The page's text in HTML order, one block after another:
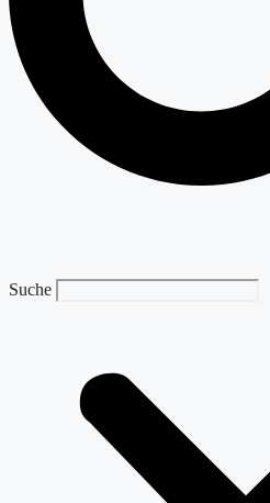
Suche